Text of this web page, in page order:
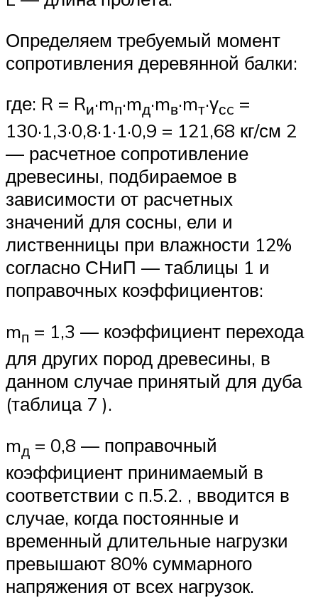
Определяем требуемый момент
сопротивления деревянной балки:
где: R = Rи·mп·mд·mв·mт·γсc =
130·1,3·0,8·1·1·0,9 = 121,68 кг/см 2
— расчетное сопротивление
древесины, подбираемое в
зависимости от расчетных
значений для сосны, ели и
лиственницы при влажности 12%
согласно СНиП — таблицы 1 и
поправочных коэффициентов:
mп = 1,3 — коэффициент перехода
для других пород древесины, в
данном случае принятый для дуба
(таблица 7 ).
mд = 0,8 — поправочный
коэффициент принимаемый в
соответствии с п.5.2. , вводится в
случае, когда постоянные и
временный длительные нагрузки
превышают 80% суммарного
напряжения от всех нагрузок.